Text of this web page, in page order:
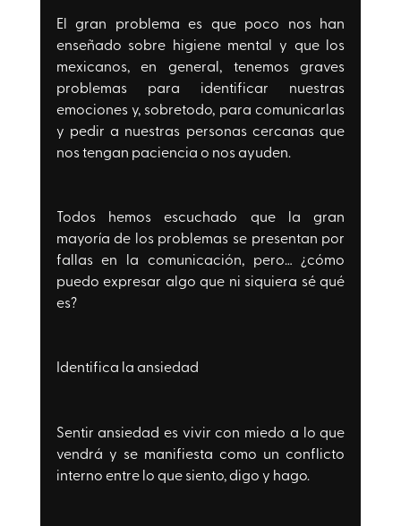
El gran problema es que poco nos han
enseñado sobre higiene mental y que los
mexicanos, en general, tenemos graves
problemas para identificar nuestras
emociones y, sobretodo, para comunicarlas
y pedir a nuestras personas cercanas que
nos tengan paciencia o nos ayuden.
Todos hemos escuchado que la gran
mayoría de los problemas se presentan por
fallas en la comunicación, pero… ¿cómo
puedo expresar algo que ni siquiera sé qué
es?
Identifica la ansiedad
Sentir ansiedad es vivir con miedo a lo que
vendrá y se manifiesta como un conflicto
interno entre lo que siento, digo y hago.